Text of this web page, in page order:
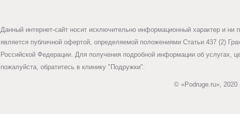
Данный интернет-сайт носит исключительно информационный характер и ни
является публичной офертой, определяемой положениями Статьи 437 (2)
Российской Федерации. Для получения подробной информации об услугах,
пожалуйста, обратитесь в клинику "Подружки".
© «Podruge.ru»,